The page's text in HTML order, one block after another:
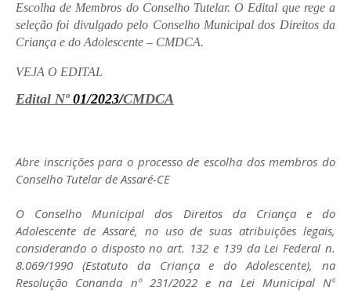
Escolha de Membros do Conselho Tutelar. O Edital que rege a
seleção foi divulgado pelo Conselho Municipal dos Direitos da
Criança e do Adolescente – CMDCA.
VEJA O EDITAL
Edital Nº 01/2023/CMDCA
Abre inscrições para o processo de escolha dos membros do
Conselho Tutelar de Assaré-CE
O Conselho Municipal dos Direitos da Criança e do
Adolescente de Assaré, no uso de suas atribuições legais,
considerando o disposto no art. 132 e 139 da Lei Federal n.
8.069/1990 (Estatuto da Criança e do Adolescente), na
Resolução Conanda nº 231/2022 e na Lei Municipal Nº